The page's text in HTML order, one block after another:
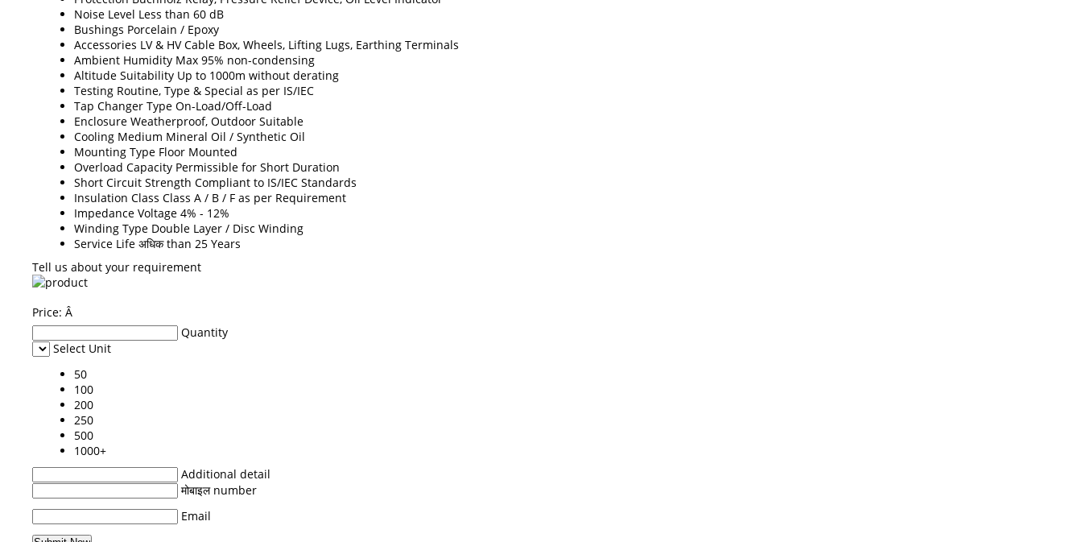
Noise Level Less than 60 dB
Bushings Porcelain / Epoxy
Accessories LV & HV Cable Box, Wheels, Lifting Lugs, Earthing Terminals
Ambient Humidity Max 95% non-condensing
Altitude Suitability Up to 1000m without derating
Testing Routine, Type & Special as per IS/IEC
Tap Changer Type On-Load/Off-Load
Enclosure Weatherproof, Outdoor Suitable
Cooling Medium Mineral Oil / Synthetic Oil
Mounting Type Floor Mounted
Overload Capacity Permissible for Short Duration
Short Circuit Strength Compliant to IS/IEC Standards
Insulation Class Class A / B / F as per Requirement
Impedance Voltage 4% - 12%
Winding Type Double Layer / Disc Winding
Service Life अधिक than 25 Years
Tell us about your requirement
Price: Â
Quantity
Select Unit
50
100
200
250
500
1000+
Additional detail
मोबाइल number
Email